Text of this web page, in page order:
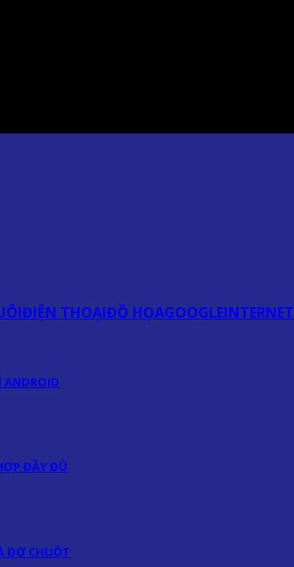
ĐIỆN THOẠIĐỒ HỌAGOOGLEINTERNET
ANDROID
ĐẦY ĐỦ
ĐƠ CHUỘT